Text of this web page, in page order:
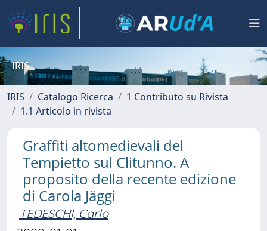
IRIS
IRIS Catalogo Ricerca
1 Contributo su Rivista
1.1 Articolo in rivista
Graffiti altomedievali del
Tempietto sul Clitunno. A
proposito della recente edizione
di Carola Jäggi
TEDESCHI, Carlo